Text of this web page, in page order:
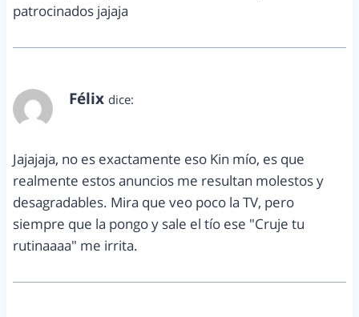
patrocinados jajaja
Félix dice:
Jajajaja, no es exactamente eso Kin mío, es que
realmente estos anuncios me resultan molestos y
desagradables. Mira que veo poco la TV, pero
siempre que la pongo y sale el tío ese "Cruje tu
rutinaaaa" me irrita.